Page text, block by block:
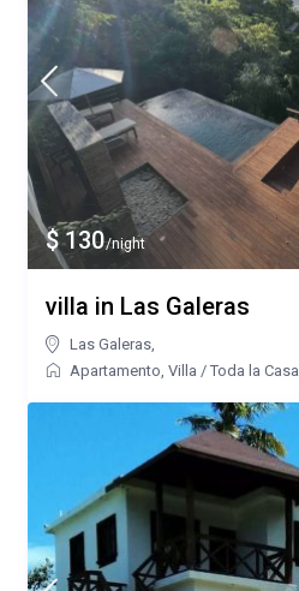
$ 130/night
villa in Las Galeras
Las Galeras,
Apartamento,Villa /Toda la Casa